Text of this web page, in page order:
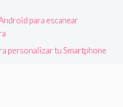
para escanear
personalizar tu Smartphone